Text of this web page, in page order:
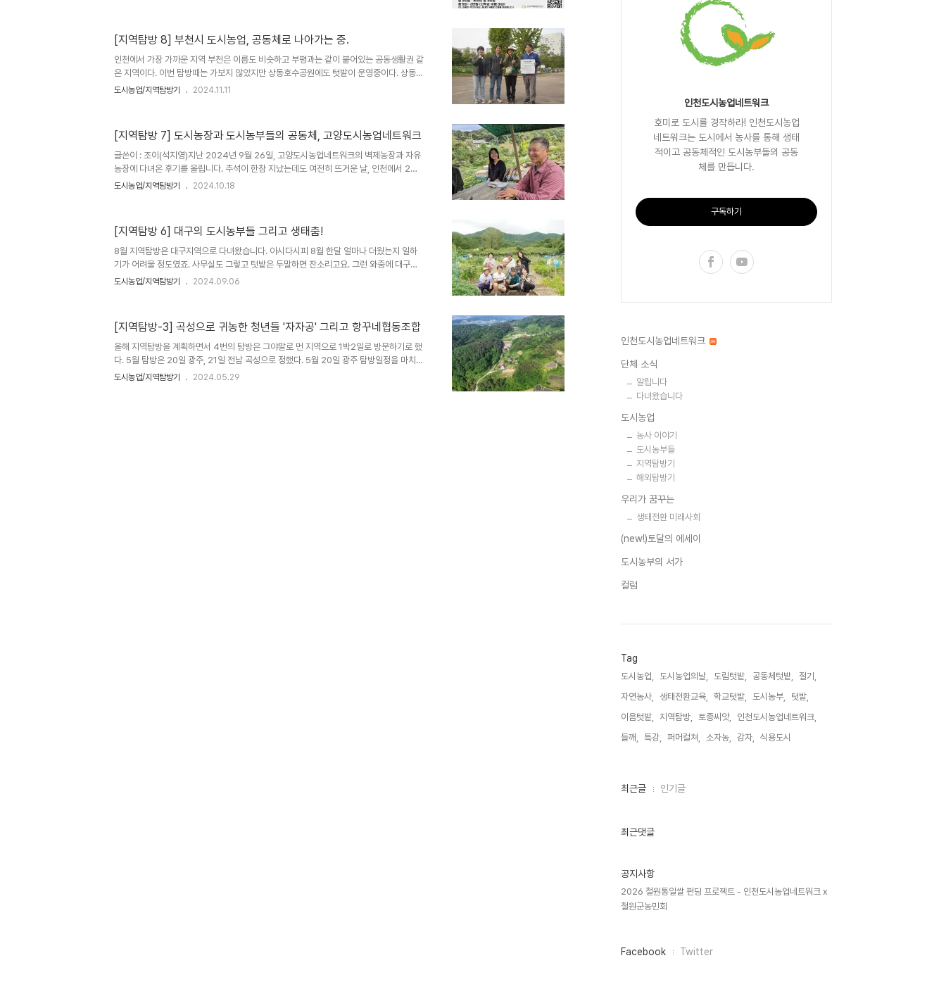
근의 도시농업단체와 단체활동으로 확대되는 도시농장을 견학합니다. 일정일 시구 분내 용
1일차 (7월 16일)9:00 -출발인천에서 출발14:00 - 16:00도착 및 간담회도시농업협동
조합 경..
[지역탐방 8] 부천시 도시농업, 공동체로 나아가는 중.
인천에서 가장 가까운 지역 부천은 이름도 비슷하고 부평과는 같이 붙어있는 공동생활권 같
은 지역이다. 이번 탐방때는 가보지 않았지만 상동호수공원에도 텃밭이 운영중이다. 상동호
수공원은 인근 삼산동, 부개동 부평의 시민들도 많이 이용하는 공원이지만 부천시 관할 공
업이 지금도 지속중이고, 버섯재배시설이 운영중이다. 체험의 다양성을 높이기 위해 버섯재
배시설과 함께 딸기재배시설과 채소재배시설을 추가로 설치해서 운영중이다. 다른 한쪽에
는 쉼터와 교육장을 겸하는 공간..
도시농업/지역탐방기 2024.11.11
[지역탐방 7] 도시농장과 도시농부들의 공동체, 고양도시농업네트워크
글쓴이 : 조이(석지영)지난 2024년 9월 26일, 고양도시농업네트워크의 벽제농장과 자유
농장에 다녀온 후기를 올립니다. ​​추석이 한참 지났는데도 여전히 뜨거운 날, 인천에서 2시
간 거리에 있는 고양도시농업네트워크(이하 고도넷)의 ‘벽제농장’을 방문했다. 개인적으로
아래 수녀골에 위치해 있다. 한때 60여명의 여성 기독교인이 수도자의 삶을 지향하며 공동
체를 이루고 살아 ‘수녀골’이라 불리기 시작했으나 지금은 연로하신 세 분만 살고 있다. 그 ..
도시농업/지역탐방기 2024.10.18
[지역탐방 6] 대구의 도시농부들 그리고 생태춤!
8월 지역탐방은 대구지역으로 다녀왔습니다. 아시다시피 8월 한달 얼마나 더웠는지 일하
기가 어려울 정도였죠. 사무실도 그렇고 텃밭은 두말하면 잔소리고요. 그런 와중에 대구에
가려고하니 다들 원망이 많았습니다. 왜 대구일정을 8월에 잡았냐는 것이죠. 대프리카 더위
람회를 유치하기도했고, 대구도시농업네트워크가 결성되어 민관에서 도시농업 초기논의가
시작되기도 했구요. 무엇보다 1회 도시농부 전국대회(동지대회)가 열렸던 곳이기도 합니다.
2012년 눈이 내리..
도시농업/지역탐방기 2024.09.06
[지역탐방-3] 곡성으로 귀농한 청년들 '자자공' 그리고 항꾸네협동조합
올해 지역탐방을 계획하면서 4번의 탐방은 그야말로 먼 지역으로 1박2일로 방문하기로 했
다. 5월 탐방은 20일 광주, 21일 전남 곡성으로 정했다. 5월 20일 광주 탐방일정을 마치고
어둑어둑해질 무렵 곡성으로 향했다. 생각보다 너무 가까워서 놀랐다. 사실 곡성은 도시라
도시농업/지역탐방기 2024.05.29
인천도시농업네트워크
호미로 도시를 경작하라! 인천도시농업
네트워크는 도시에서 농사를 통해 생태
적이고 공동체적인 도시농부들의 공동
체를 만듭니다.
구독하기
인천도시농업네트워크
단체 소식
알립니다
다녀왔습니다
도시농업
농사 이야기
도시농부들
지역탐방기
해외탐방기
우리가 꿈꾸는
생태전환 미래사회
(new!)토달의 에세이
도시농부의 서가
컬럼
Tag
도시농업, 도시농업의날, 도림텃밭, 공동체텃밭,
절기,
자연농사,
생태전환교육, 학교텃밭, 도시농부,
텃밭,
이음텃밭,
지역탐방, 토종씨앗,
인천도시농업네트워크,
들깨,
특강, 퍼머컬쳐, 소자농, 감자, 식용도시,
최
인
최근글 인기글
최근댓글
공지사항
2026 철원통일쌀 펀딩 프로젝트 - 인천도시농업네트워크 x
철원군농민회
페
Facebook Twitter